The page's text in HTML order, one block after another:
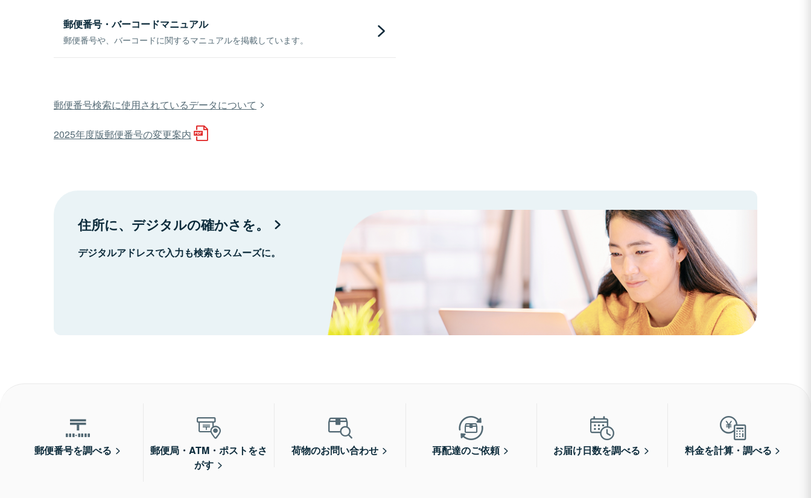
郵便番号・バーコードマニュアル
郵便番号や、バーコードに関するマニュアルを掲載しています。
郵便番号検索に使用されているデータについて
2025年度版郵便番号の変更案内
住所に、デジタルの確かさを。
デジタルアドレスで入力も検索もスムーズに。
郵便番号を調べる
郵便局・ATM・ポストをさ
がす
荷物のお問い合わせ 再配達のご依頼 お届け日数を調べる 料金を計算・調べる